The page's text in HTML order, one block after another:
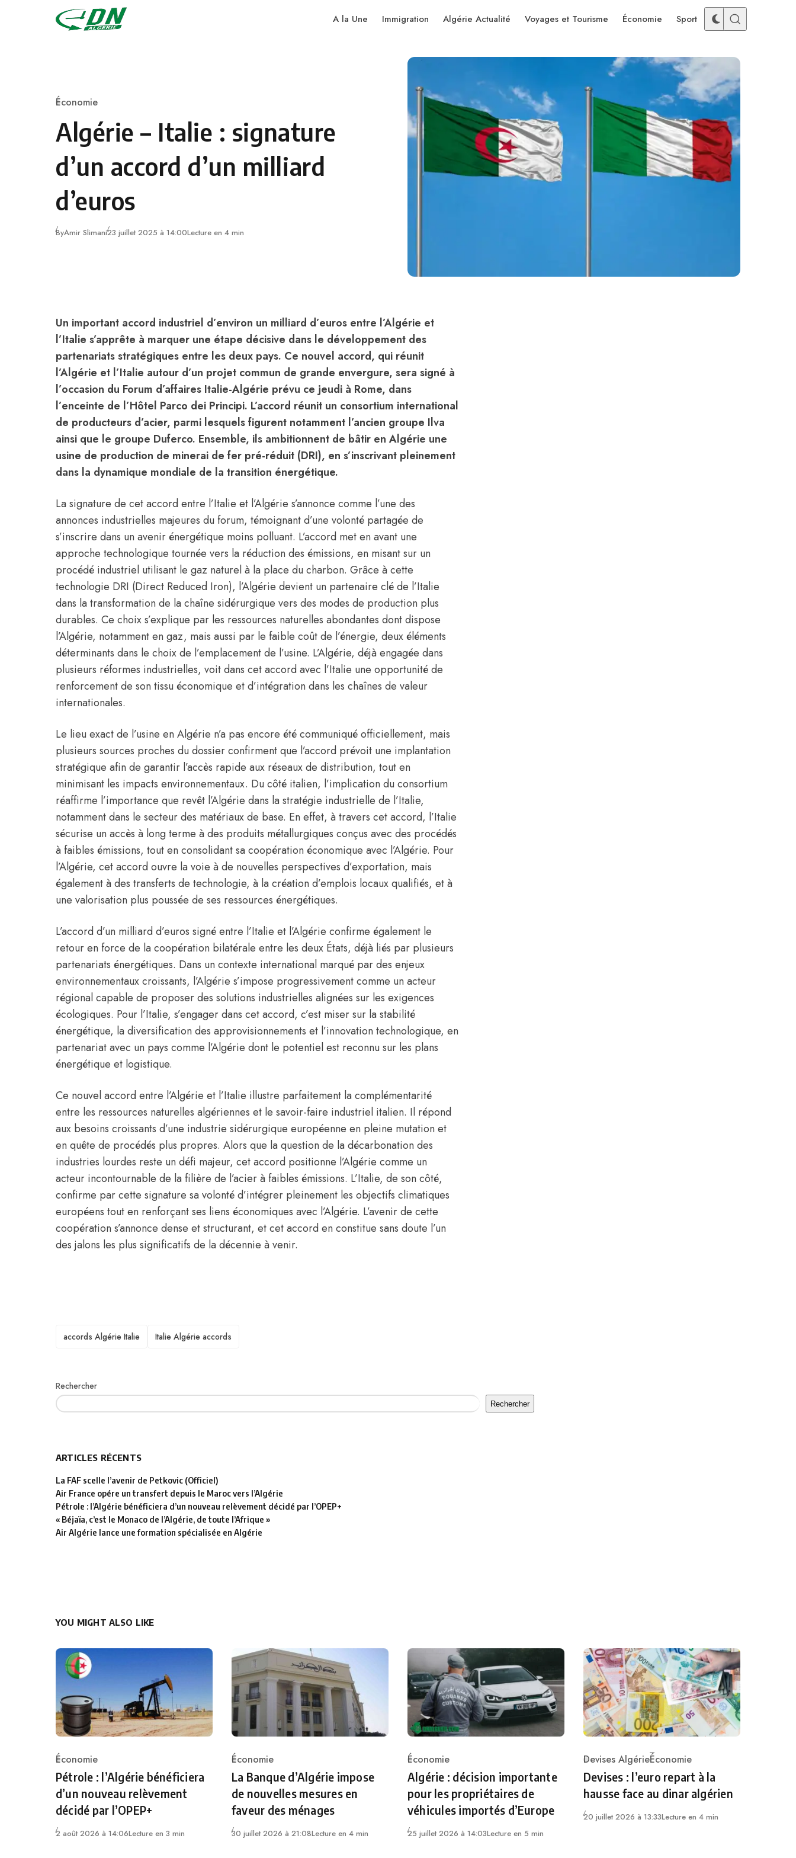
Skip to content
A la Une Immigration Algérie Actualité Voyages et Tourisme Économie Sport
Category
Économie
Algérie – Italie : signature
d’un accord d’un milliard
d’euros
ByAmir Slimani23 juillet 2025 à 14:00Lecture en 4 min
Un important accord industriel d’environ un milliard d’euros entre l’Algérie et
l’Italie s’apprête à marquer une étape décisive dans le développement des
partenariats stratégiques entre les deux pays. Ce nouvel accord, qui réunit
l’Algérie et l’Italie autour d’un projet commun de grande envergure, sera signé à
l’occasion du Forum d’affaires Italie-Algérie prévu ce jeudi à Rome, dans
l’enceinte de l’Hôtel Parco dei Principi. L’accord réunit un consortium international
de producteurs d’acier, parmi lesquels figurent notamment l’ancien groupe Ilva
ainsi que le groupe Duferco. Ensemble, ils ambitionnent de bâtir en Algérie une
usine de production de minerai de fer pré-réduit (DRI), en s’inscrivant pleinement
dans la dynamique mondiale de la transition énergétique.
La signature de cet accord entre l’Italie et l’Algérie s’annonce comme l’une des
annonces industrielles majeures du forum, témoignant d’une volonté partagée de
s’inscrire dans un avenir énergétique moins polluant. L’accord met en avant une
approche technologique tournée vers la réduction des émissions, en misant sur un
procédé industriel utilisant le gaz naturel à la place du charbon. Grâce à cette
technologie DRI (Direct Reduced Iron), l’Algérie devient un partenaire clé de l’Italie
dans la transformation de la chaîne sidérurgique vers des modes de production plus
durables. Ce choix s’explique par les ressources naturelles abondantes dont dispose
l’Algérie, notamment en gaz, mais aussi par le faible coût de l’énergie, deux éléments
déterminants dans le choix de l’emplacement de l’usine. L’Algérie, déjà engagée dans
plusieurs réformes industrielles, voit dans cet accord avec l’Italie une opportunité de
renforcement de son tissu économique et d’intégration dans les chaînes de valeur
internationales.
Le lieu exact de l’usine en Algérie n’a pas encore été communiqué officiellement, mais
plusieurs sources proches du dossier confirment que l’accord prévoit une implantation
stratégique afin de garantir l’accès rapide aux réseaux de distribution, tout en
minimisant les impacts environnementaux. Du côté italien, l’implication du consortium
réaffirme l’importance que revêt l’Algérie dans la stratégie industrielle de l’Italie,
notamment dans le secteur des matériaux de base. En effet, à travers cet accord, l’Italie
sécurise un accès à long terme à des produits métallurgiques conçus avec des procédés
à faibles émissions, tout en consolidant sa coopération économique avec l’Algérie. Pour
l’Algérie, cet accord ouvre la voie à de nouvelles perspectives d’exportation, mais
également à des transferts de technologie, à la création d’emplois locaux qualifiés, et à
une valorisation plus poussée de ses ressources énergétiques.
L’accord d’un milliard d’euros signé entre l’Italie et l’Algérie confirme également le
retour en force de la coopération bilatérale entre les deux États, déjà liés par plusieurs
partenariats énergétiques. Dans un contexte international marqué par des enjeux
environnementaux croissants, l’Algérie s’impose progressivement comme un acteur
régional capable de proposer des solutions industrielles alignées sur les exigences
écologiques. Pour l’Italie, s’engager dans cet accord, c’est miser sur la stabilité
énergétique, la diversification des approvisionnements et l’innovation technologique, en
partenariat avec un pays comme l’Algérie dont le potentiel est reconnu sur les plans
énergétique et logistique.
Ce nouvel accord entre l’Algérie et l’Italie illustre parfaitement la complémentarité
entre les ressources naturelles algériennes et le savoir-faire industriel italien. Il répond
aux besoins croissants d’une industrie sidérurgique européenne en pleine mutation et
en quête de procédés plus propres. Alors que la question de la décarbonation des
industries lourdes reste un défi majeur, cet accord positionne l’Algérie comme un
acteur incontournable de la filière de l’acier à faibles émissions. L’Italie, de son côté,
confirme par cette signature sa volonté d’intégrer pleinement les objectifs climatiques
européens tout en renforçant ses liens économiques avec l’Algérie. L’avenir de cette
coopération s’annonce dense et structurant, et cet accord en constitue sans doute l’un
des jalons les plus significatifs de la décennie à venir.
accords Algérie Italie Italie Algérie accords
Rechercher
Rechercher
ARTICLES RÉCENTS
La FAF scelle l’avenir de Petkovic (Officiel)
Air France opére un transfert depuis le Maroc vers l’Algérie
Pétrole : l’Algérie bénéficiera d’un nouveau relèvement décidé par l’OPEP+
« Béjaïa, c’est le Monaco de l’Algérie, de toute l’Afrique »
Air Algérie lance une formation spécialisée en Algérie
YOU MIGHT ALSO LIKE
Category
Économie
Pétrole : l’Algérie bénéficiera
d’un nouveau relèvement
décidé par l’OPEP+
2 août 2026 à 14:06Lecture en 3 min
Category
Économie
La Banque d’Algérie impose
de nouvelles mesures en
faveur des ménages
30 juillet 2026 à 21:08Lecture en 4 min
Category
Économie
Algérie : décision importante
pour les propriétaires de
véhicules importés d’Europe
25 juillet 2026 à 14:03Lecture en 5 min
Category
Devises AlgérieÉconomie
Devises : l’euro repart à la
hausse face au dinar algérien
20 juillet 2026 à 13:33Lecture en 4 min